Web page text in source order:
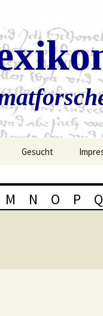
Gesucht
M N O P Q